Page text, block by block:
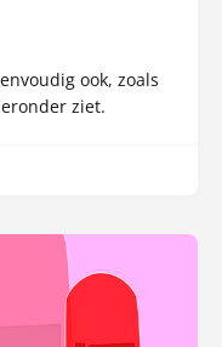
ook, zoals
ziet.